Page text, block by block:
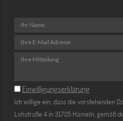
Einwilligungserklärung
Ich willige ein, dass die vorstehenden
Lohstraße 4 in 31785 Hameln, gemäß